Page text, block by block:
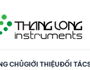
CHỦGIỚI THIỆUĐỐI TÁC